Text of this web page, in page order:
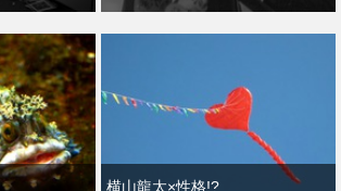
横山龍太×性格!?